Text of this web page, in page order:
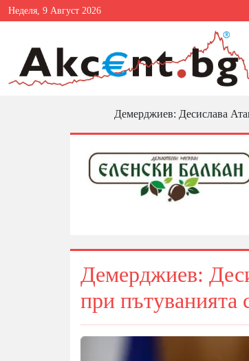
Неделя, 9 Август 2026
Демерджиев: Десислава
Демерджиев:
при пътуванията